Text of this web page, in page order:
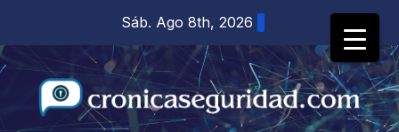
contenido
Sáb. Ago 8th, 2026